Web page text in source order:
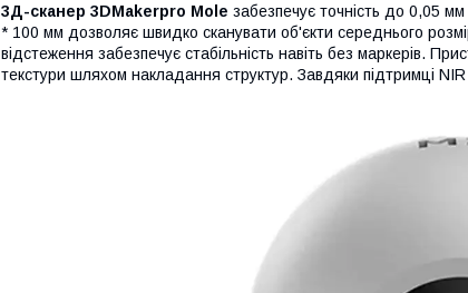
3Д-сканер 3DMakerpro Mole забезпечує точність до 0,05
* 100 мм дозволяє швидко сканувати об'єкти середнього
відстеження забезпечує стабільність навіть без маркерів.
текстури шляхом накладання структур. Завдяки підтримці